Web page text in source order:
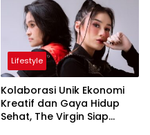
Lifestyle
Kolaborasi Unik Ekonomi
Kreatif dan Gaya Hidup
Sehat, The Virgin Siap